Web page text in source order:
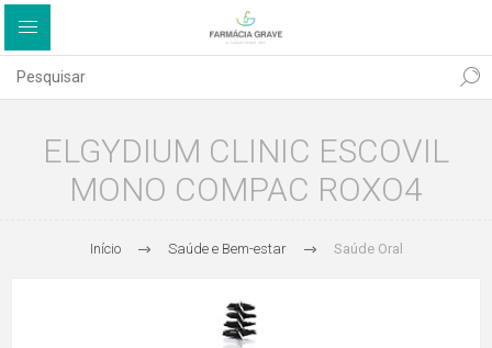
ELGYDIUM CLINIC ESCOVIL
MONO COMPAC ROXO4
Início Saúde e Bem-estar Saúde Oral